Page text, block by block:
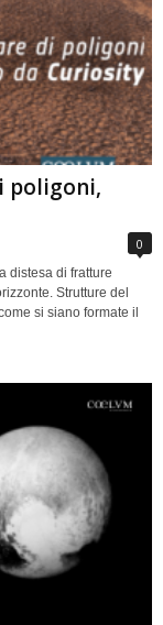
poligoni,
0
distesa di fratture
Strutture del
si siano formate il